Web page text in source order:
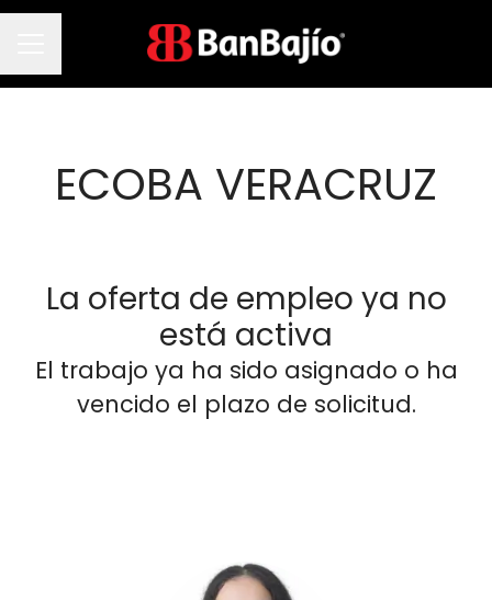
Menú de empleo
ECOBA VERACRUZ
La oferta de empleo ya no
está activa
El trabajo ya ha sido asignado o ha
vencido el plazo de solicitud.